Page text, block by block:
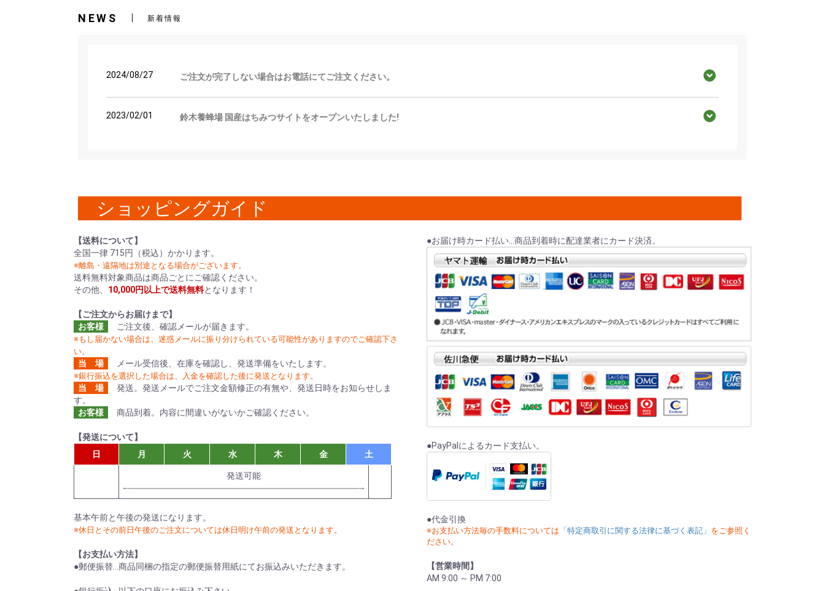
NEWS 新着情報
2024/08/27 ご注文が完了しない場合はお電話にてご注文ください。
2023/02/01 鈴木養蜂場 国産はちみつサイトをオープンいたしました!
ショッピングガイド
【送料について】
全国一律 715円（税込）かかります。
※離島・遠隔地は別途となる場合がございます。
送料無料対象商品は商品ごとにご確認ください。
その他、 10,000円以上で送料無料となります！
【ご注文からお届けまで】
お客様
ご注文後、確認メールが届きます。
※もし届かない場合は、迷惑メールに振り分けられている可能性がありますのでご確認下さ
い。
当 場 メール受信後、在庫を確認し、発送準備をいたします。
※銀行振込を選択した場合は、入金を確認した後に発送となります。
当 場
発送。発送メールでご注文金額修正の有無や、発送日時をお知らせしま
す。
お客様
商品到着。内容に間違いがないかご確認ください。
【発送について】
日
月 火 水 木 金 土
発送可能
基本午前と午後の発送になります。
※休日とその前日午後のご注文については休日明け午前の発送となります。
【お支払い方法】
●郵便振替…商品同梱の指定の郵便振替用紙にてお振込みいただきます。
●お届け時カード払い…商品到着時に配達業者にカード決済。
●PayPalによるカード支払い。
●代金引換
※お支払い方法毎の手数料については 「特定商取引に関する法律に基づく表記」 をご参照く
ださい。
【営業時間】
AM 9:00 ～ PM 7:00